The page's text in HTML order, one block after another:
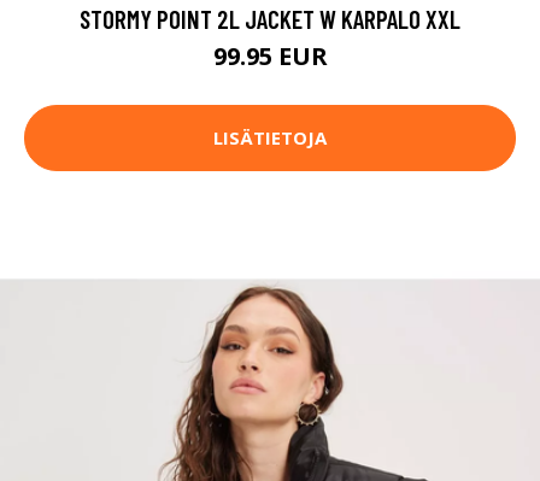
STORMY POINT 2L JACKET W KARPALO XXL
99.95 EUR
LISÄTIETOJA